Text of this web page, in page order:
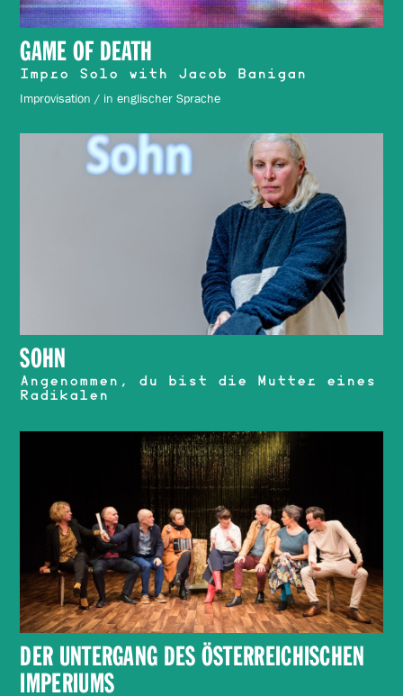
GAME OF DEATH
Impro Solo with Jacob Banigan
Improvisation / in englischer Sprache
SOHN
Angenommen, du bist die Mutter eines
Radikalen
DER UNTERGANG DES ÖSTERREICHISCHEN
IMPERIUMS